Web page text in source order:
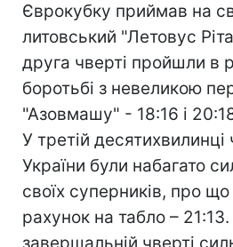
Єврокубку приймав на
литовський "Летовус
друга чверті пройшли в
боротьбі з невеликою
"Азовмашу" - 18:16 і
У третій десятихвилинці
України були набагато
своїх суперників, про що
рахунок на табло –